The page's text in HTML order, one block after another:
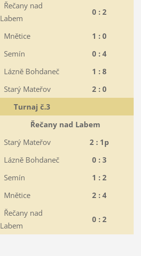
Řečany nad
Labem
0 : 2
Mnětice
1 : 0
Semín
0 : 4
Lázně Bohdaneč
1 : 8
Starý Mateřov
2 : 0
Turnaj č.3
Řečany nad Labem
Starý Mateřov
2 : 1p
Lázně Bohdaneč
0 : 3
Semín
1 : 2
Mnětice 2 : 4
Řečany nad
Labem
0 : 2